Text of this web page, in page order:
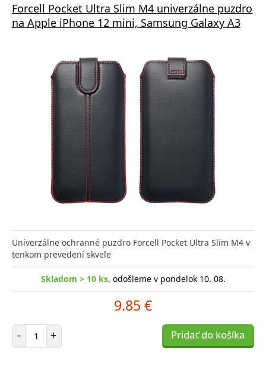
Forcell Pocket Ultra Slim M4 univerzálne puzdro
na Apple iPhone 12 mini, Samsung Galaxy A3
Univerzálne ochranné puzdro Forcell Pocket Ultra Slim M4 v
tenkom prevedení skvele
Skladom > 10 ks, odošleme v pondelok 10. 08.
9.85 €
- Počet položiek
+ Pridať do košíka